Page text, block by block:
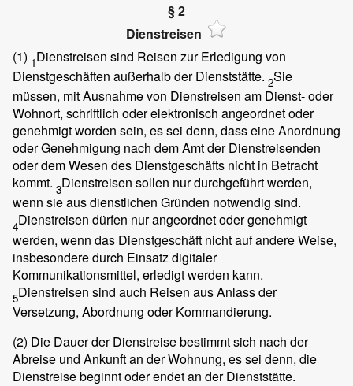
§ 2
Dienstreisen
(1) 1Dienstreisen sind Reisen zur Erledigung von
Dienstgeschäften außerhalb der Dienststätte. 2Sie
müssen, mit Ausnahme von Dienstreisen am Dienst- oder
Wohnort, schriftlich oder elektronisch angeordnet oder
genehmigt worden sein, es sei denn, dass eine Anordnung
oder Genehmigung nach dem Amt der Dienstreisenden
oder dem Wesen des Dienstgeschäfts nicht in Betracht
kommt. 3Dienstreisen sollen nur durchgeführt werden,
wenn sie aus dienstlichen Gründen notwendig sind.
4Dienstreisen dürfen nur angeordnet oder genehmigt
werden, wenn das Dienstgeschäft nicht auf andere Weise,
insbesondere durch Einsatz digitaler
Kommunikationsmittel, erledigt werden kann.
5Dienstreisen sind auch Reisen aus Anlass der
Versetzung, Abordnung oder Kommandierung.
(2) Die Dauer der Dienstreise bestimmt sich nach der
Abreise und Ankunft an der Wohnung, es sei denn, die
Dienstreise beginnt oder endet an der Dienststätte.